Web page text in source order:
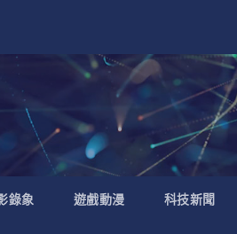
錄象 遊戲動漫 科技新聞